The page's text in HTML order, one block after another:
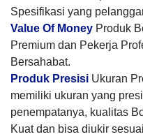
Spesifikasi yang
Value Of Money Produk
Premium dan Pekerja
Bersahabat.
Produk Presisi Ukuran
memiliki ukuran yang
penempatanya, kualitas
Kuat dan bisa diukir